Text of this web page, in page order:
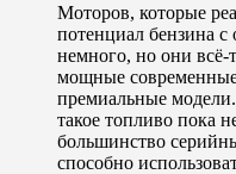
Моторов, которые
потенциал бензина
немного, но они всё-
мощные
премиальные
такое топливо пока
большинство
способно